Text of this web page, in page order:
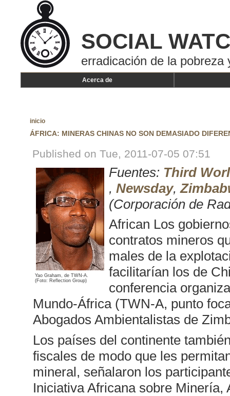
SOCIAL
erradicación de la pobreza
Acerca de
inicio
ÁFRICA: MINERAS CHINAS NO SON DEMASIADO
Published on Tue, 2011-07-05 07:51
Yao Graham, de TWN-A.
(Foto: Reflection Group)
Fuentes: Third
, Newsday,
(Corporación de
African Los
contratos mineros
males de la
facilitarían los de
conferencia
Mundo-África (TWN-A, punto
Abogados Ambientalistas de
Los países del continente
fiscales de modo que les
mineral, señalaron los
Iniciativa Africana sobre Minería,